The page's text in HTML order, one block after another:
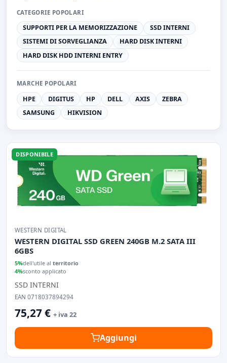
CATEGORIE POPOLARI
SUPPORTI PER LA MEMORIZZAZIONE
SSD INTERNI
SISTEMI DI SORVEGLIANZA
HARD DISK INTERNI
HARD DISK HDD INTERNI ENTRY
MARCHE POPOLARI
HPE DIGITUS HP DELL AXIS
ZEBRA
SAMSUNG
HIKVISION
DISPONIBILE
WESTERN DIGITAL
WESTERN DIGITAL SSD GREEN 240GB M.2 SATA III
6GBS
5%dell'utile al territorio
4%sconto applicato
SSD INTERNI
EAN 0718037894294
75,27 € + iva 22
Aggiungi